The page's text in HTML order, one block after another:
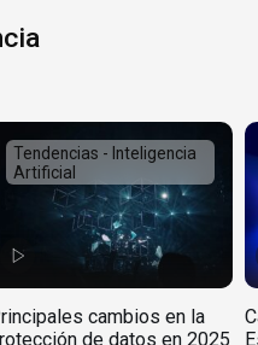
Tendencias - Inteligencia
Artificial
cambios en la
de datos en 2025